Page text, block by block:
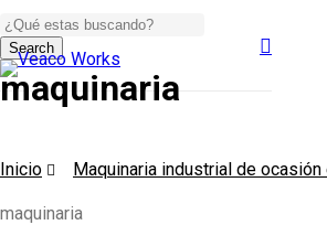
to
main
content
Search
Close
Search
Menu
maquinaria
Inicio Maquinaria industrial de
maquinaria